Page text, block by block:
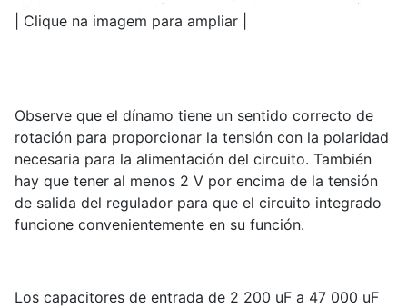
| Clique na imagem para ampliar |
Observe que el dínamo tiene un sentido correcto de
rotación para proporcionar la tensión con la polaridad
necesaria para la alimentación del circuito. También
hay que tener al menos 2 V por encima de la tensión
de salida del regulador para que el circuito integrado
funcione convenientemente en su función.
Los capacitores de entrada de 2 200 uF a 47 000 uF